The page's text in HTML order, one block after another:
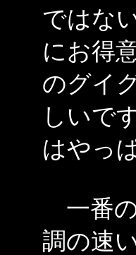
ではな
にお得
のグイ
しいで
はやっ
一番
調の速